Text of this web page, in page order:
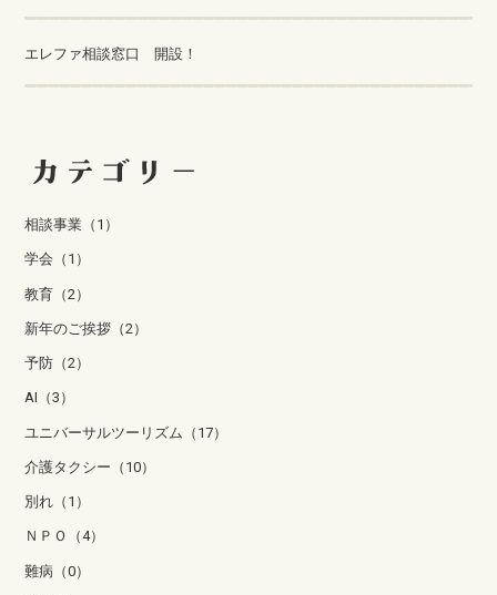
エレファ相談窓口 開設！
相談事業（1）
学会（1）
教育（2）
新年のご挨拶（2）
予防（2）
AI（3）
ユニバーサルツーリズム（17）
介護タクシー（10）
別れ（1）
ＮＰＯ（4）
難病（0）